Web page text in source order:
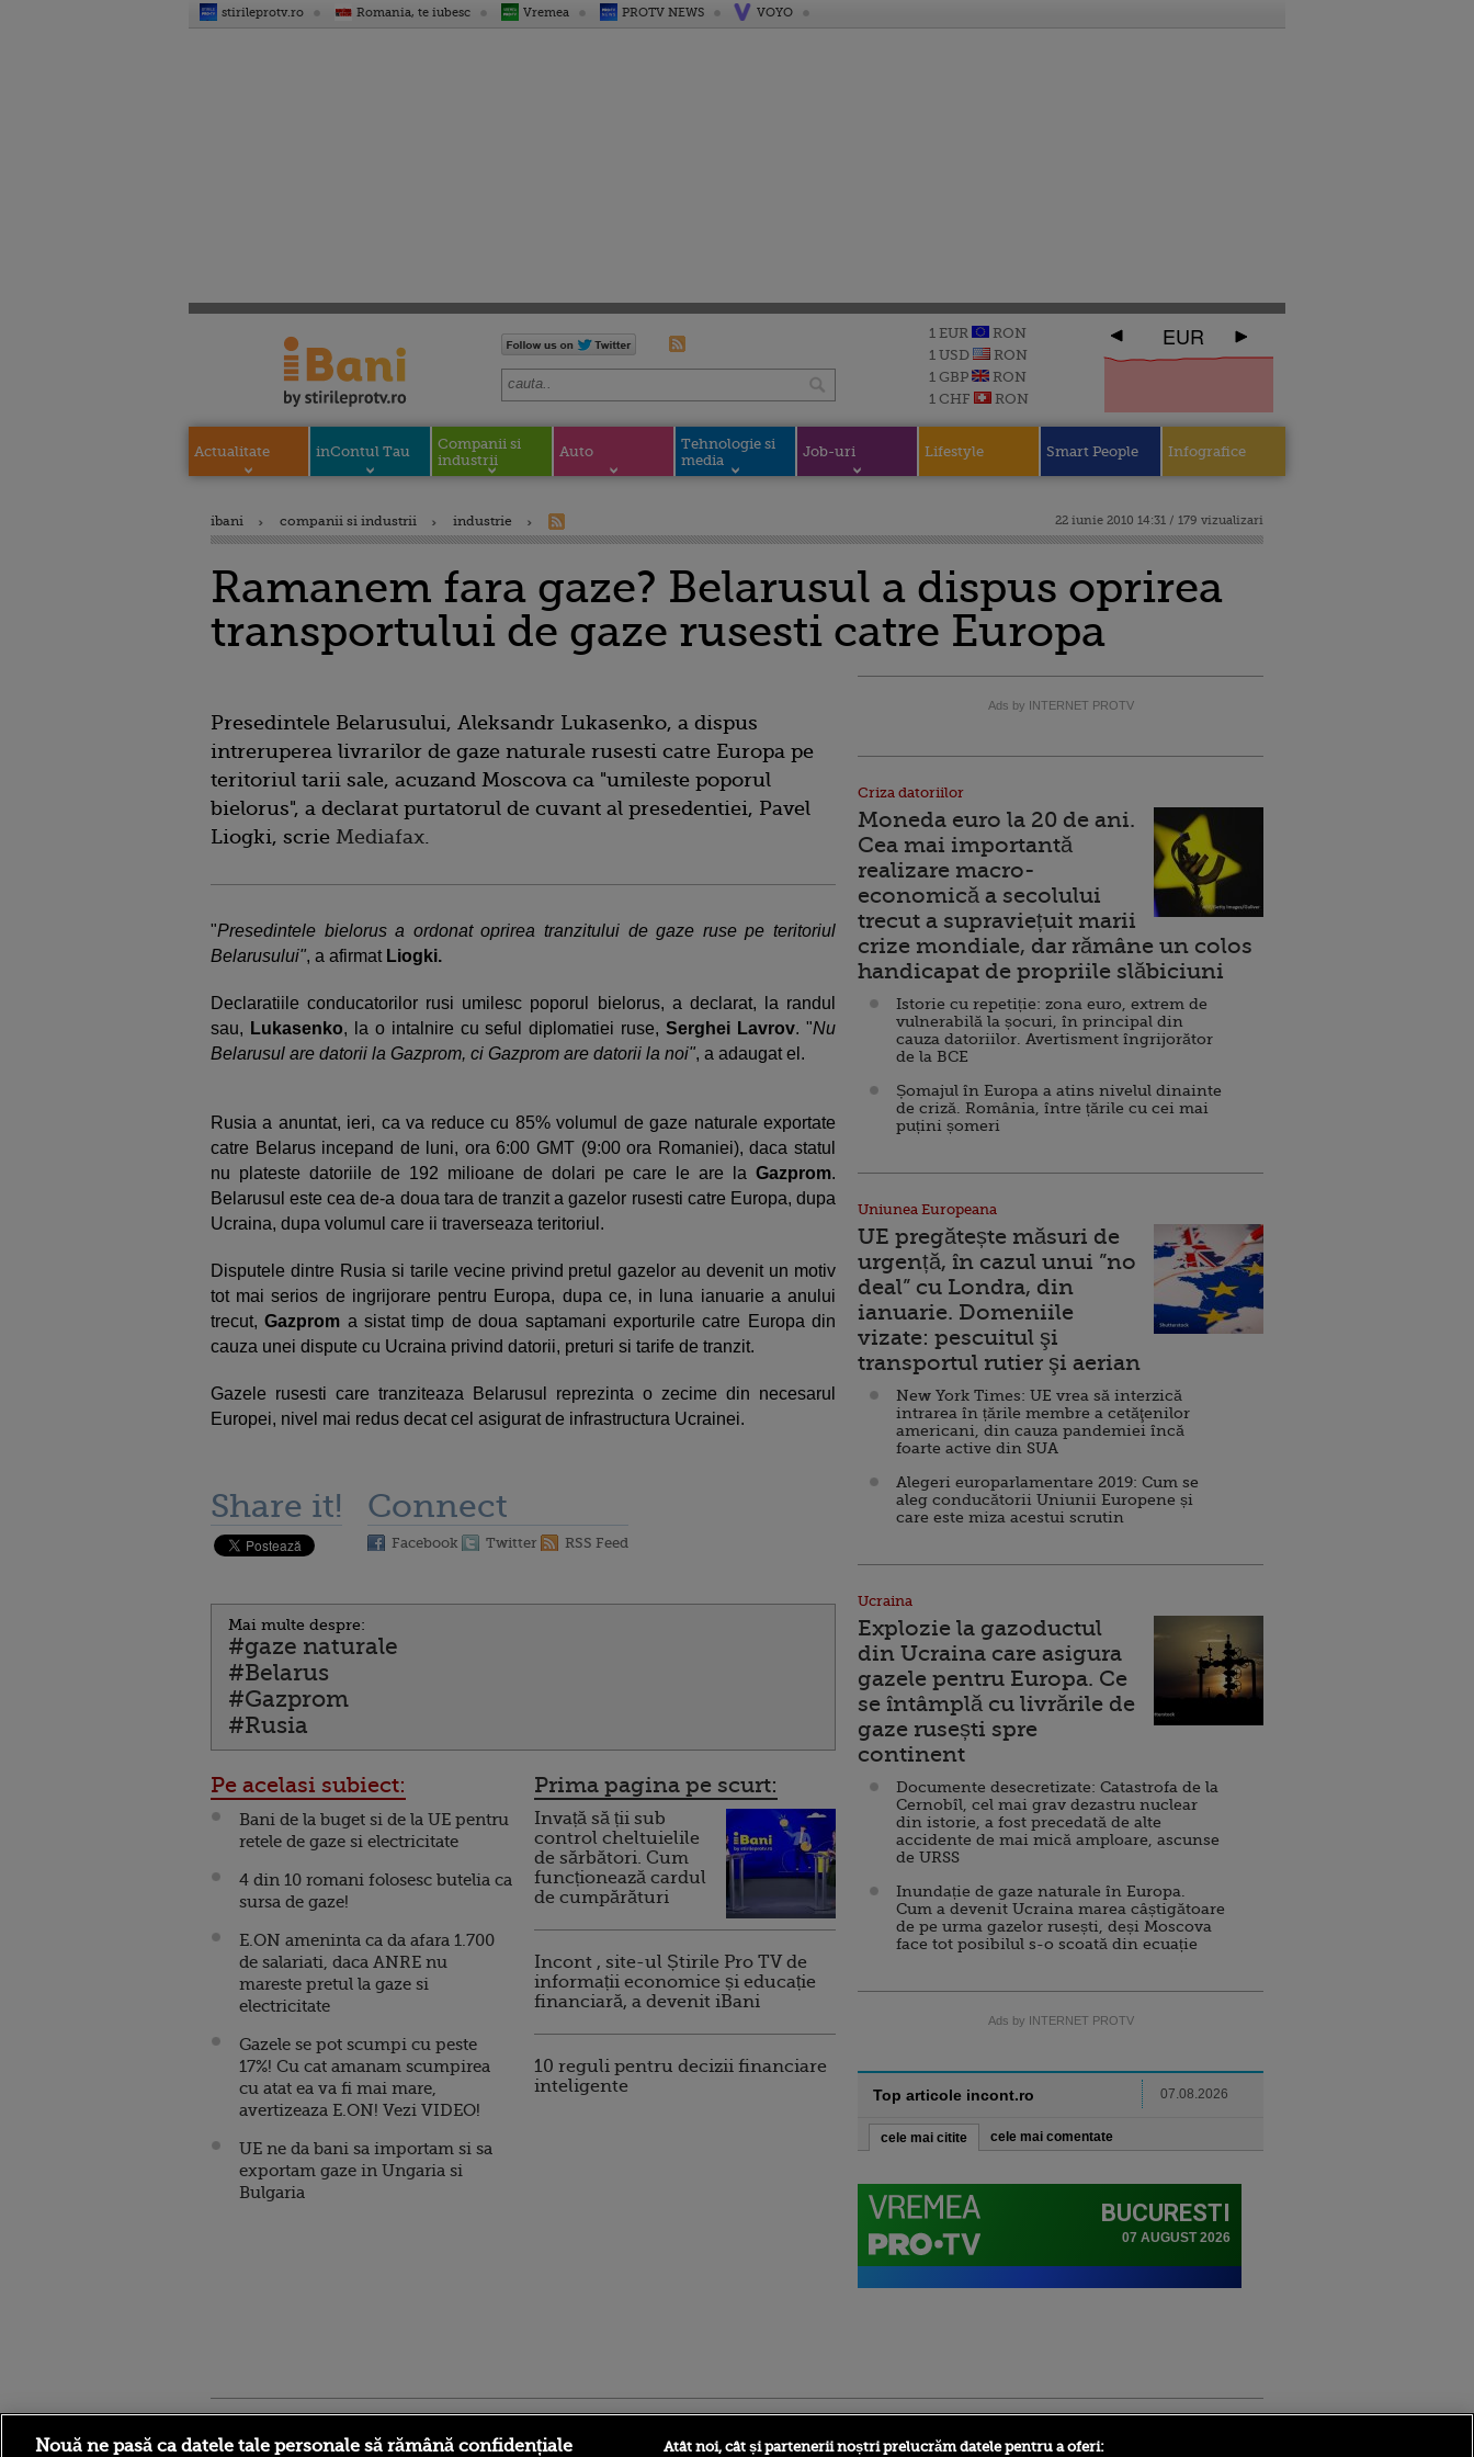
stirileprotv.ro Romania, te iubesc Vremea PROTV NEWS VOYO
1 EUR
RON
1 USD
RON
1 GBP
RON
1 CHF
RON
EUR
Actualitate inContul Tau
Companii si
industrii
Auto
Tehnologie si
media
Job-uri Lifestyle Smart People Infografice
ibani companii si industrii industrie 22 iunie 2010 14:31 / 179 vizualizari
Ramanem fara gaze? Belarusul a dispus oprirea
transportului de gaze rusesti catre Europa
Presedintele Belarusului, Aleksandr Lukasenko, a dispus
intreruperea livrarilor de gaze naturale rusesti catre Europa pe
teritoriul tarii sale, acuzand Moscova ca "umileste poporul
bielorus", a declarat purtatorul de cuvant al presedentiei, Pavel
Liogki, scrie Mediafax.
"Presedintele bielorus a ordonat oprirea tranzitului de gaze ruse pe teritoriul
Belarusului", a afirmat Liogki.
Declaratiile conducatorilor rusi umilesc poporul bielorus, a declarat, la randul
sau, Lukasenko, la o intalnire cu seful diplomatiei ruse,Serghei Lavrov. "Nu
Belarusul are datorii la Gazprom, ci Gazprom are datorii la noi", a adaugat el.
Rusia a anuntat, ieri, ca va reduce cu 85% volumul de gaze naturale exportate
catre Belarus incepand de luni, ora 6:00 GMT (9:00 ora Romaniei), daca statul
nu plateste datoriile de 192 milioane de dolari pe care le are la Gazprom.
Belarusul este cea de-a doua tara de tranzit a gazelor rusesti catre Europa, dupa
Ucraina, dupa volumul care ii traverseaza teritoriul.
Disputele dintre Rusia si tarile vecine privind pretul gazelor au devenit un motiv
tot mai serios de ingrijorare pentru Europa, dupa ce, in luna ianuarie a anului
trecut,Gazprom a sistat timp de doua saptamani exporturile catre Europa din
cauza unei dispute cu Ucraina privind datorii, preturi si tarife de tranzit.
Gazele rusesti care tranziteaza Belarusul reprezinta o zecime din necesarul
Europei, nivel mai redus decat cel asigurat de infrastructura Ucrainei.
Share it! Connect
Facebook Twitter RSS Feed
Mai multe despre:
#gaze naturale
#Belarus
#Gazprom
#Rusia
Pe acelasi subiect:
Bani de la buget si de la UE pentru
retele de gaze si electricitate
4 din 10 romani folosesc butelia ca
sursa de gaze!
E.ON ameninta ca da afara 1.700
de salariati, daca ANRE nu
mareste pretul la gaze si
electricitate
Gazele se pot scumpi cu peste
17%! Cu cat amanam scumpirea
cu atat ea va fi mai mare,
avertizeaza E.ON! Vezi VIDEO!
UE ne da bani sa importam si sa
exportam gaze in Ungaria si
Bulgaria
Prima pagina pe scurt:
Invață să ții sub
control cheltuielile
de sărbători. Cum
funcționează cardul
de cumpărături
Incont , site-ul Știrile Pro TV de
informații economice și educație
financiară, a devenit iBani
10 reguli pentru decizii financiare
inteligente
Ads by INTERNET PROTV
Criza datoriilor
Moneda euro la 20 de ani.
Cea mai importantă
realizare macro-
economică a secolului
trecut a supraviețuit marii
crize mondiale, dar rămâne un colos
handicapat de propriile slăbiciuni
Istorie cu repetiție: zona euro, extrem de
vulnerabilă la șocuri, în principal din
cauza datoriilor. Avertisment îngrijorător
de la BCE
Șomajul în Europa a atins nivelul dinainte
de criză. România, între țările cu cei mai
puțini șomeri
Uniunea Europeana
UE pregătește măsuri de
urgență, în cazul unui ”no
deal” cu Londra, din
ianuarie. Domeniile
vizate: pescuitul şi
transportul rutier şi aerian
New York Times: UE vrea să interzică
intrarea în țările membre a cetăţenilor
americani, din cauza pandemiei încă
foarte active din SUA
Alegeri europarlamentare 2019: Cum se
aleg conducătorii Uniunii Europene și
care este miza acestui scrutin
Ucraina
Explozie la gazoductul
din Ucraina care asigura
gazele pentru Europa. Ce
se întâmplă cu livrările de
gaze rusești spre
continent
Documente desecretizate: Catastrofa de la
Cernobîl, cel mai grav dezastru nuclear
din istorie, a fost precedată de alte
accidente de mai mică amploare, ascunse
de URSS
Inundație de gaze naturale în Europa.
Cum a devenit Ucraina marea câștigătoare
de pe urma gazelor rusești, deși Moscova
face tot posibilul s-o scoată din ecuație
Ads by INTERNET PROTV
Top articole incont.ro 07.08.2026
cele mai citite cele mai comentate
Nouă ne pasă ca datele tale personale să rămână confidențiale Atât noi, cât și partenerii noștri prelucrăm datele pentru a oferi: